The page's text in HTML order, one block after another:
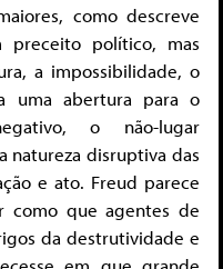
como descreve
político, mas
a impossibilidade, o
uma abertura para o
o não-lugar
natureza disruptiva das
e ato. Freud parece
como que agentes de
da destrutividade e